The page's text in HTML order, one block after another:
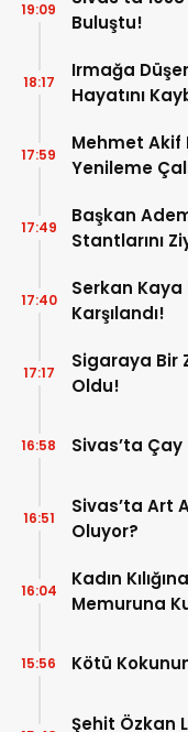
Buluştu!
19:09
Irmağa
Hayatını
18:17
Mehmet Akif
Yenileme
17:59
Başkan
Stantlarını
17:49
Serkan
Karşılandı!
17:40
Sigaraya Bir
Oldu!
17:17
Sivas’ta
16:58
Sivas’ta Art
Oluyor?
16:51
Kadın
Memuruna
16:04
Kötü
15:56
Şehit Özkan